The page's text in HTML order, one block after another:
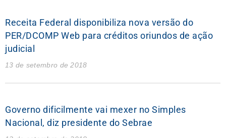
Receita Federal disponibiliza nova versão do
PER/DCOMP Web para créditos oriundos de ação
judicial
13 de setembro de 2018
Governo dificilmente vai mexer no Simples
Nacional, diz presidente do Sebrae